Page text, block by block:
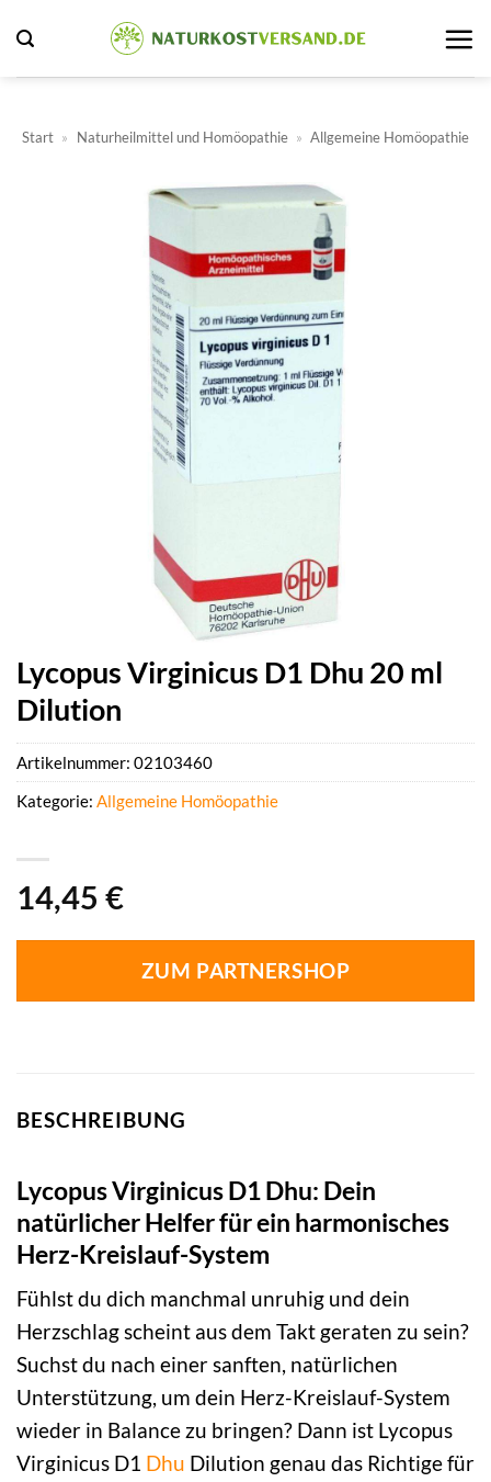
Inhalt
springen
Start » Naturheilmittel und Homöopathie » Allgemeine Homöopathie
Lycopus Virginicus D1 Dhu 20 ml
Dilution
14,45 €
ZUM PARTNERSHOP
Artikelnummer: 02103460
Kategorie: Allgemeine Homöopathie
BESCHREIBUNG
Lycopus Virginicus D1 Dhu: Dein
natürlicher Helfer für ein harmonisches
Herz-Kreislauf-System
Fühlst du dich manchmal unruhig und dein
Herzschlag scheint aus dem Takt geraten zu sein?
Suchst du nach einer sanften, natürlichen
Unterstützung, um dein Herz-Kreislauf-System
wieder in Balance zu bringen? Dann ist Lycopus
Virginicus D1 Dhu Dilution genau das Richtige für